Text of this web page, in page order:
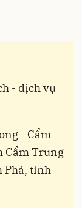
- dịch vụ
- Cẩm
Cẩm Trung
Phả, tỉnh